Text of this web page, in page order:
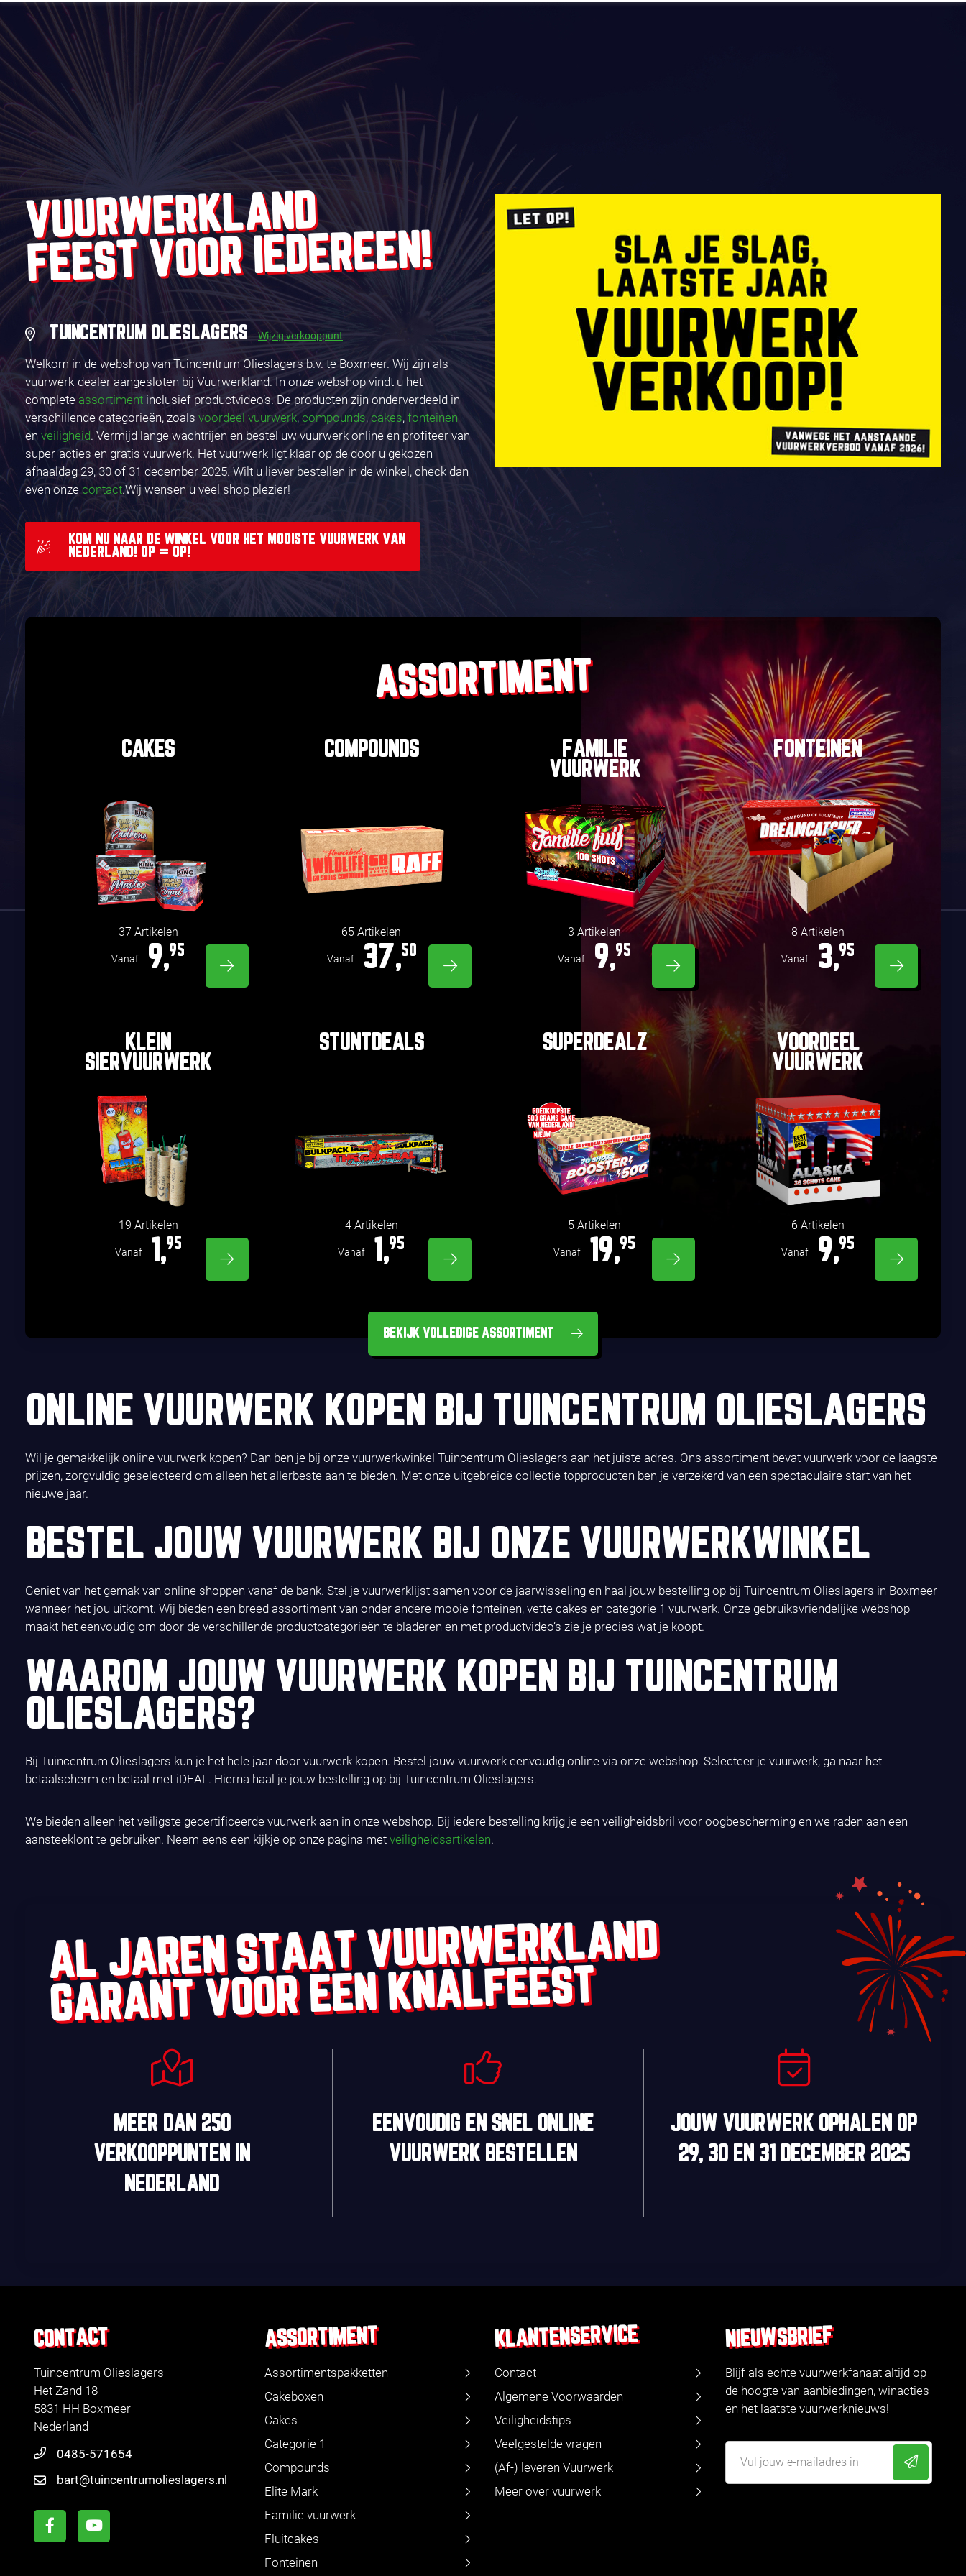
VUURWERKLAND
FEEST VOOR IEDEREEN!
TUINCENTRUM OLIESLAGERS Wijzig verkooppunt
Welkom in de webshop van Tuincentrum Olieslagers b.v. te Boxmeer. Wij zijn als
vuurwerk-dealer aangesloten bij Vuurwerkland. In onze webshop vindt u het
complete assortiment inclusief productvideo’s. De producten zijn onderverdeeld in
verschillende categorieën, zoals voordeel vuurwerk, compounds, cakes, fonteinen
en veiligheid. Vermijd lange wachtrijen en bestel uw vuurwerk online en profiteer van
super-acties en gratis vuurwerk. Het vuurwerk ligt klaar op de door u gekozen
afhaaldag 29, 30 of 31 december 2025. Wilt u liever bestellen in de winkel, check dan
even onze contact.Wij wensen u veel shop plezier!
KOM NU NAAR DE WINKEL VOOR HET MOOISTE VUURWERK VAN
NEDERLAND! OP = OP!
ASSORTIMENT
CAKES
37 Artikelen
Vanaf 9,95
COMPOUNDS
65 Artikelen
Vanaf 37,50
FAMILIE
VUURWERK
3 Artikelen
Vanaf 9,95
FONTEINEN
8 Artikelen
Vanaf 3,95
KLEIN
SIERVUURWERK
19 Artikelen
Vanaf 1,95
STUNTDEALS
4 Artikelen
Vanaf 1,95
SUPERDEALZ
5 Artikelen
Vanaf 19,95
VOORDEEL
VUURWERK
6 Artikelen
Vanaf 9,95
BEKIJK VOLLEDIGE ASSORTIMENT
ONLINE VUURWERK KOPEN BIJ TUINCENTRUM OLIESLAGERS
Wil je gemakkelijk online vuurwerk kopen? Dan ben je bij onze vuurwerkwinkel Tuincentrum Olieslagers aan het juiste adres. Ons assortiment bevat vuurwerk voor de laagste
prijzen, zorgvuldig geselecteerd om alleen het allerbeste aan te bieden. Met onze uitgebreide collectie topproducten ben je verzekerd van een spectaculaire start van het
nieuwe jaar.
BESTEL JOUW VUURWERK BIJ ONZE VUURWERKWINKEL
Geniet van het gemak van online shoppen vanaf de bank. Stel je vuurwerklijst samen voor de jaarwisseling en haal jouw bestelling op bij Tuincentrum Olieslagers in Boxmeer
wanneer het jou uitkomt. Wij bieden een breed assortiment van onder andere mooie fonteinen, vette cakes en categorie 1 vuurwerk. Onze gebruiksvriendelijke webshop
maakt het eenvoudig om door de verschillende productcategorieën te bladeren en met productvideo’s zie je precies wat je koopt.
WAAROM JOUW VUURWERK KOPEN BIJ TUINCENTRUM
OLIESLAGERS?
Bij Tuincentrum Olieslagers kun je het hele jaar door vuurwerk kopen. Bestel jouw vuurwerk eenvoudig online via onze webshop. Selecteer je vuurwerk, ga naar het
betaalscherm en betaal met iDEAL. Hierna haal je jouw bestelling op bij Tuincentrum Olieslagers.
We bieden alleen het veiligste gecertificeerde vuurwerk aan in onze webshop. Bij iedere bestelling krijg je een veiligheidsbril voor oogbescherming en we raden aan een
aansteeklont te gebruiken. Neem eens een kijkje op onze pagina met veiligheidsartikelen.
AL JAREN STAAT VUURWERKLAND
GARANT VOOR EEN KNALFEEST
MEER DAN 250
VERKOOPPUNTEN
IN
NEDERLAND
EENVOUDIG EN SNELONLINE
VUURWERK BESTELLEN
JOUW VUURWERK OPHALEN OP
29, 30EN 31 DECEMBER 2025
CONTACT
Tuincentrum Olieslagers
Het Zand 18
5831 HH Boxmeer
Nederland
0485-571654
bart@tuincentrumolieslagers.nl
ASSORTIMENT
Assortimentspakketten
Cakeboxen
Cakes
Categorie 1
Compounds
Elite Mark
Familie vuurwerk
Fluitcakes
Fonteinen
KLANTENSERVICE
Contact
Algemene Voorwaarden
Veiligheidstips
Veelgestelde vragen
(Af-) leveren Vuurwerk
Meer over vuurwerk
NIEUWSBRIEF
Blijf als echte vuurwerkfanaat altijd op
de hoogte van aanbiedingen, winacties
en het laatste vuurwerknieuws!